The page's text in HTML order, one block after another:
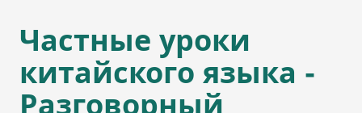
Частные уроки
китайского языка -
Разговорный